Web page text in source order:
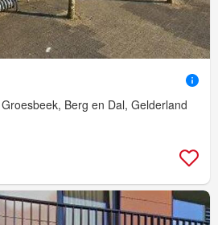
Berg en Dal, Gelderland